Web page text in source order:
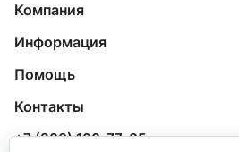
Компания
Информация
Помощь
Контакты
+7 (800) 100-77-05